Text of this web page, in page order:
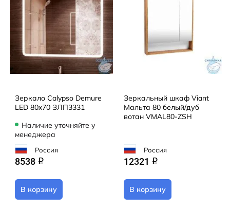
Зеркало Calypso Demure
LED 80x70 ЗЛП3331
Наличие уточняйте у
менеджера
Россия
8538 q
В корзину
Зеркальный шкаф Viant
Мальта 80 белый/дуб
вотан VMAL80-ZSH
Россия
12321 q
В корзину